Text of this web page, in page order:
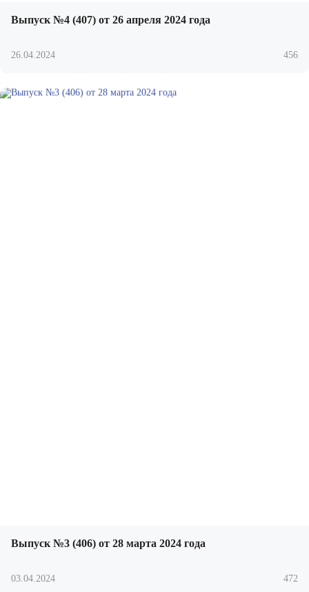
Выпуск №4 (407) от 26 апреля 2024 года
26.04.2024 456
Выпуск №3 (406) от 28 марта 2024 года
03.04.2024 472